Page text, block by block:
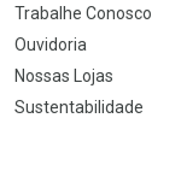
Trabalhe Conosco
Ouvidoria
Nossas Lojas
Sustentabilidade